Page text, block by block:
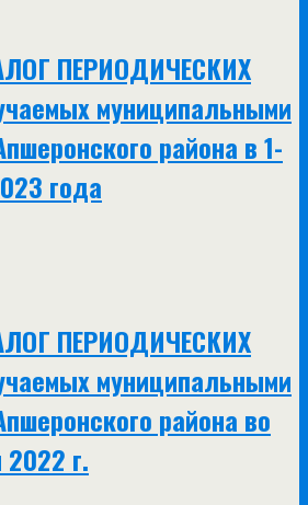
ПЕРИОДИЧЕСКИХ
муниципальными
района в 1-
года
ПЕРИОДИЧЕСКИХ
муниципальными
района во
г.